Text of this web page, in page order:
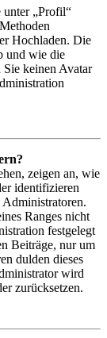
unter „Profil“
Hochladen. Die
und wie die
Sie keinen Avatar
zeigen an, wie
identifizieren
Ranges nicht
festgelegt
Beiträge, nur um
dulden dieses
wird
zurücksetzen.